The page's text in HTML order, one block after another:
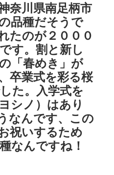
奈川県南足柄市
品種だそうで
たのが２０００
す。割と新し
「春めき」が
卒業式を彩る桜
た。入学式を
シノ）はあり
なんです、この
祝いするため
なんですね！